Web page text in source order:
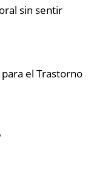
sin sentir
el Trastorno